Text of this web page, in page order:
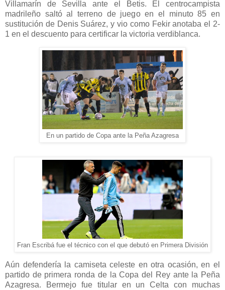
Villamarín de Sevilla ante el Betis. El centrocampista
madrileño saltó al terreno de juego en el minuto 85 en
sustitución de Denis Suárez, y vio como Fekir anotaba el 2-
1 en el descuento para certificar la victoria verdiblanca.
En un partido de Copa ante la Peña Azagresa
Fran Escribá fue el técnico con el que debutó en Primera División
Aún defendería la camiseta celeste en otra ocasión, en el
partido de primera ronda de la Copa del Rey ante la Peña
Azagresa. Bermejo fue titular en un Celta con muchas